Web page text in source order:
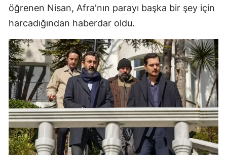
öğrenen Nisan, Afra'nın parayı başka bir şey için
harcadığından haberdar oldu.